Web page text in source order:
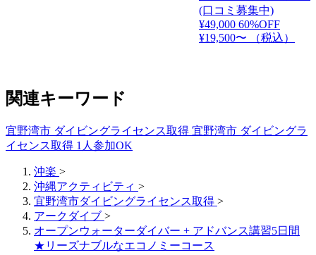
(口コミ募集中)
¥49,000 60%OFF
¥19,500〜
（税込）
関連キーワード
宜野湾市 ダイビングライセンス取得 宜野湾市 ダイビングラ
イセンス取得 1人参加OK
沖楽 >
沖縄アクティビティ >
宜野湾市ダイビングライセンス取得 >
アークダイブ >
オープンウォーターダイバー + アドバンス講習5日間
★リーズナブルなエコノミーコース